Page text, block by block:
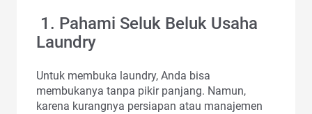
1. Pahami Seluk Beluk Usaha
Laundry
Untuk membuka laundry, Anda bisa
membukanya tanpa pikir panjang. Namun,
karena kurangnya persiapan atau manajemen